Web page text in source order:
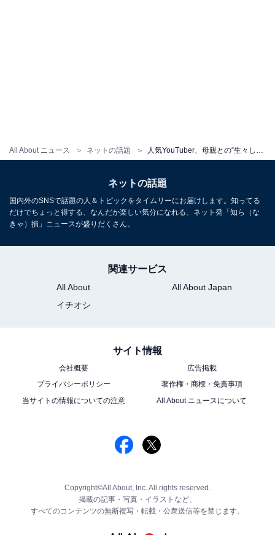
All About ニュース ネットの話題 人気YouTuber、母親との“生々しすぎる話”に反響「この親子やっぱり最高やわｗ」「マジリン美脚で草」
ネットの話題
国内外のSNSで話題の人＆トピックをタイムリーにお届けします。知ってる
だけでちょっと得する、なんだか楽しい気分になれる、ネット発「知ら（な
きゃ）損」ニュースが盛りだくさん。
関連サービス
All About
All About Japan
イチオシ
サイト情報
会社概要
広告掲載
プライバシーポリシー
著作権・商標・免責事項
当サイトの情報についての注意
All About ニュースについて
Copyright©All About, Inc. All rights reserved.
掲載の記事・写真・イラストなど、
すべてのコンテンツの無断複写・転載・公衆送信等を禁じます。